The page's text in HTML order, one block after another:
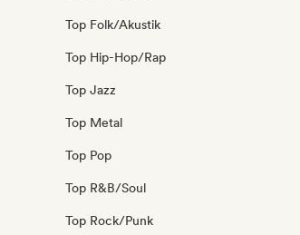
Top Folk/Akustik
Top Hip-Hop/Rap
Top Jazz
Top Metal
Top Pop
Top R&B/Soul
Top Rock/Punk